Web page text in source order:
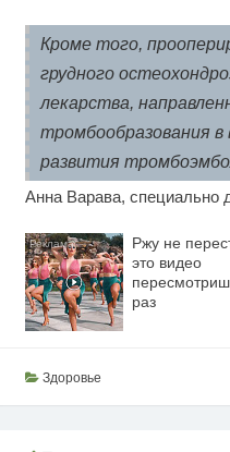
Кроме того,
грудного
лекарства,
тромбообразования в
развития
Анна Варава, специально
Ржу не
это видео
раз
Здоровье